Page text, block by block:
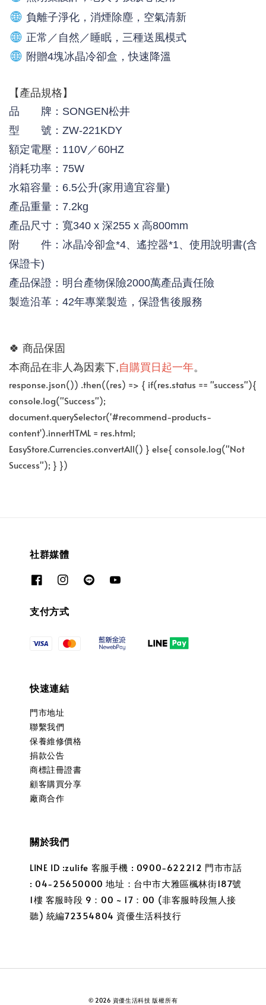
負離子淨化，消煙除塵，空氣清新
正常／自然／睡眠，三種送風模式
附贈4塊冰晶冷卻盒，快速降溫
【產品規格】
品 牌：SONGEN松井
型 號：ZW-221KDY
額定電壓：110V／60HZ
消耗功率：75W
水箱容量：6.5公升(家用適宜容量)
產品重量：7.2kg
產品尺寸：寬340 x 深255 x 高800mm
附 件：冰晶冷卻盒*4、遙控器*1、使用說明書(含
保證卡)
產品保證：明台產物保險2000萬產品責任險
製造沿革：42年專業製造，保證售後服務
🍀 商品保固
本商品在非人為因素下,自購買日起一年。
response.json()) .then((res) => { if(res.status == "success"){
console.log("Success");
document.querySelector('#recommend-products-
content').innerHTML = res.html;
EasyStore.Currencies.convertAll() } else{ console.log("Not
Success"); } })
社群媒體
支付方式
快速連結
門市地址
聯繫我們
保養維修價格
捐款公告
商標註冊證書
顧客購買分享
廠商合作
關於我們
LINE ID :zulife 客服手機 : 0900-622212 門市市話
: 04-25650000 地址：台中市大雅區楓林街187號
1樓 客服時段 9：00 ~ 17：00 (非客服時段無人接
聽) 統編72354804 資優生活科技行
© 2026 資優生活科技 版權所有